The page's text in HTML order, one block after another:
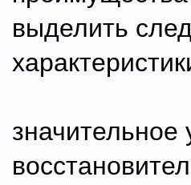
выделить
значительное